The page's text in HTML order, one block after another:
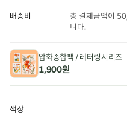
배송비
총 결제금액이
니다.
압화종합팩 / 레터링시리즈
1,900원
색상